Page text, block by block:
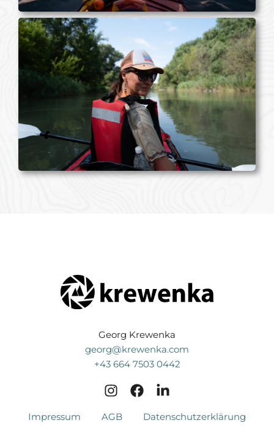
Georg Krewenka
georg@krewenka.com
+43 664 7503 0442
Impressum AGB Datenschutzerklärung